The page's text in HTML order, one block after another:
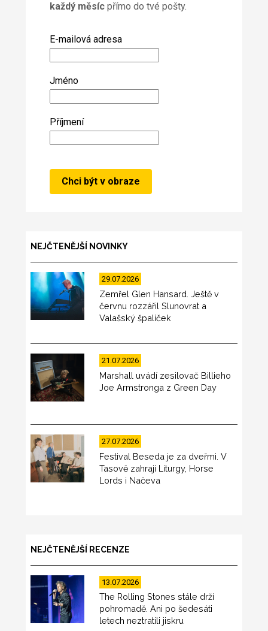
každý měsícpřímo do tvé pošty.
E-mailová adresa
Jméno
Příjmení
NEJČTENĚJŠÍ NOVINKY
29.07.2026
Zemřel Glen Hansard. Ještě v
červnu rozzářil Slunovrat a
Valašský špalíček
21.07.2026
Marshall uvádí zesilovač Billieho
Joe Armstronga z Green Day
27.07.2026
Festival Beseda je za dveřmi. V
Tasově zahrají Liturgy, Horse
Lords i Načeva
NEJČTENĚJŠÍ RECENZE
13.07.2026
The Rolling Stones stále drží
pohromadě. Ani po šedesáti
letech neztratili jiskru